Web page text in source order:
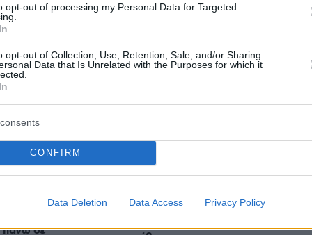
opt-out of processing my Personal Data for Targeted
opt-out of Collection, Use, Retention, Sale, and/or Sharing
Data that Is Unrelated with the Purposes for which it
CONFIRM
Data Deletion Data Access Privacy Policy
πάνω σε